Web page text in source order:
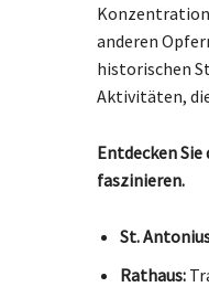
anderen
historischen
Aktivitäten,
Entdecken
faszinieren.
St.
Rathaus: